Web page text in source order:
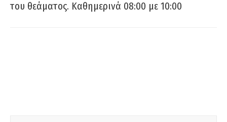
του θεάματος. Καθημερινά 08:00 με 10:00